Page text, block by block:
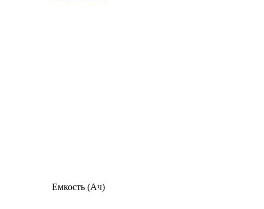
Емкость (Ач)